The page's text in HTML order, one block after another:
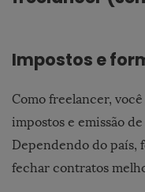
Impostos e
Como freelancer,
impostos e emissão
Dependendo do país,
fechar contratos